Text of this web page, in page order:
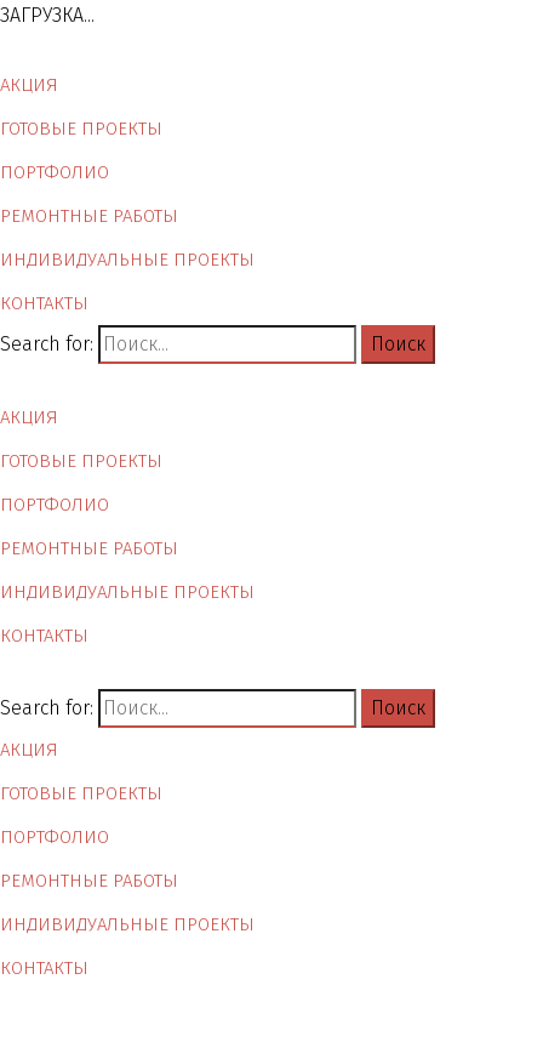
ЗАГРУЗКА...
АКЦИЯ
ГОТОВЫЕ ПРОЕКТЫ
ПОРТФОЛИО
РЕМОНТНЫЕ РАБОТЫ
ИНДИВИДУАЛЬНЫЕ ПРОЕКТЫ
КОНТАКТЫ
Search for:
АКЦИЯ
ГОТОВЫЕ ПРОЕКТЫ
ПОРТФОЛИО
РЕМОНТНЫЕ РАБОТЫ
ИНДИВИДУАЛЬНЫЕ ПРОЕКТЫ
КОНТАКТЫ
Search for:
АКЦИЯ
ГОТОВЫЕ ПРОЕКТЫ
ПОРТФОЛИО
РЕМОНТНЫЕ РАБОТЫ
ИНДИВИДУАЛЬНЫЕ ПРОЕКТЫ
КОНТАКТЫ